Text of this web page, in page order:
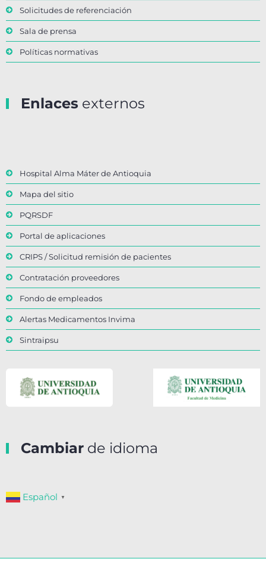
Solicitudes de referenciación
Sala de prensa
Políticas normativas
Enlaces externos
Hospital Alma Máter de Antioquia
Mapa del sitio
PQRSDF
Portal de aplicaciones
CRIPS / Solicitud remisión de pacientes
Contratación proveedores
Fondo de empleados
Alertas Medicamentos Invima
Sintraipsu
Cambiar de idioma
Español ▼